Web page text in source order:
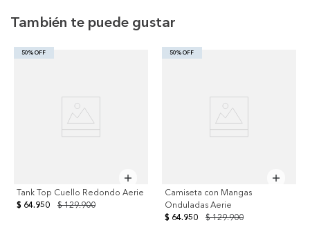
También te puede gustar
50% OFF
Tank Top Cuello Redondo Aerie
$ 129.900
$ 64.950
50% OFF
Camiseta con Mangas
Onduladas Aerie
$ 129.900
$ 64.950